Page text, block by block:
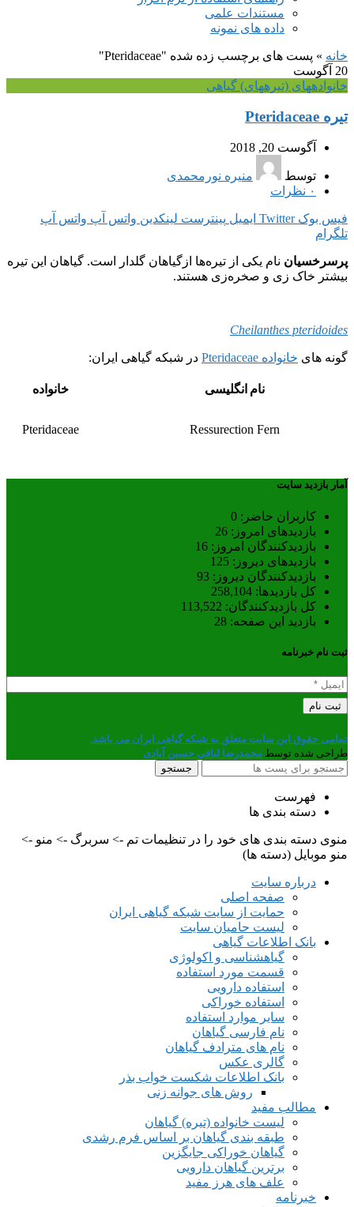
مستندات علمی
داده های نمونه
خانه » پست های برچسب زده شده "Pteridaceae"
20 آگوست
خانواده‎های (تیره‎های) گیاهی
تیره Pteridaceae
آگوست 20, 2018
توسط
منیره نورمحمدی
۰ نظرات
فیس بوک Twitter ایمیل پینترست لینکدین واتس آپ واتس آپ
تلگرام
پرسرخسیان نام یکی از تیره‌ها ازگیاهان گلدار است. گیاهان این تیره
بیشتر خاک زی و صخره‌زی هستند.
Cheilanthes pteridoides
گونه های خانواده Pteridaceae در شبکه گیاهی ایران:
نام انگلیسی خانواده
Ressurection Fern
Pteridaceae
آمار بازدید سایت
کاربران حاضر: 0
بازدیدهای امروز: 26
بازدیدکنندگان امروز: 16
بازدیدهای دیروز: 125
بازدیدکنندگان دیروز: 93
کل بازدیدها: 258,104
کل بازدیدکنند‌گان: 113,522
بازدید این صفحه: 28
ثبت نام خبرنامه
تمامی حقوق این سایت متعلق به شبکه گیاهی ایران می باشد.
طراحی شده توسط محمدرضا لبافی حسین آبادی
جستجو
فهرست
دسته بندی ها
منوی دسته بندی های خود را در تنظیمات تم -> سربرگ -> منو ->
منو موبایل (دسته ها)
درباره سایت
صفحه اصلی
حمایت از سایت شبکه گیاهی ایران
لیست حامیان سایت
بانک اطلاعات گیاهی
گیاهشناسی و اکولوژی
قسمت مورد استفاده
استفاده دارویی
استفاده خوراکی
سایر موارد استفاده
نام فارسی گیاهان
نام های مترادف گیاهان
گالری عکس
بانک اطلاعات شکست خواب بذر
روش های جوانه زنی
مطالب مفید
لیست خانواده (تیره) گیاهان
طبقه بندی گیاهان بر اساس فرم رشدی
گیاهان خوراکی جایگزین
برترین گیاهان دارویی
علف های هرز مفید
خبرنامه